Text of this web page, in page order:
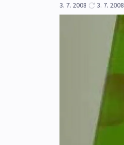
3. 7. 2008
3. 7. 2008